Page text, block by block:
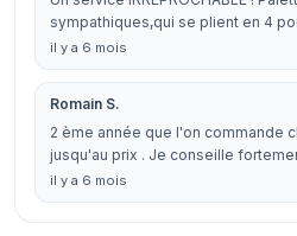
sympathiques,qui se plient en 4
il y a 6 mois
Romain S.
2 ème année que l'on commande
jusqu'au prix . Je conseille
il y a 6 mois